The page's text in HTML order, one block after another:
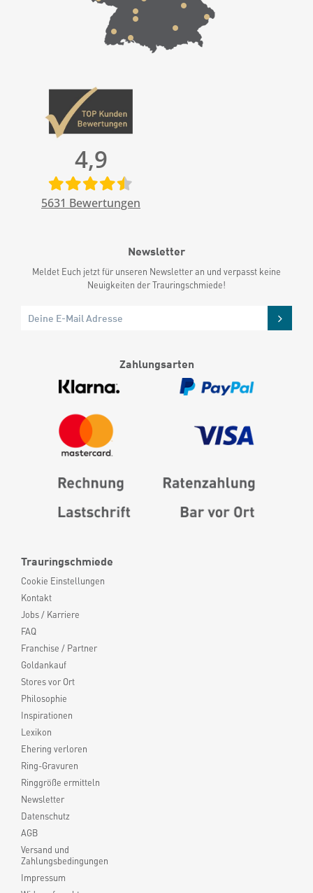
Trauringschmiede
Cookie Einstellungen
Kontakt
Jobs / Karriere
FAQ
Franchise / Partner
Goldankauf
Stores vor Ort
Philosophie
Inspirationen
Lexikon
Ehering verloren
Ring-Gravuren
Ringgröße ermitteln
Newsletter
Datenschutz
AGB
Versand und
Zahlungsbedingungen
Impressum
4,9
5631 Bewertungen
Newsletter
Meldet Euch jetzt für unseren Newsletter an und verpasst keine
Neuigkeiten der Trauringschmiede!
Zahlungsarten